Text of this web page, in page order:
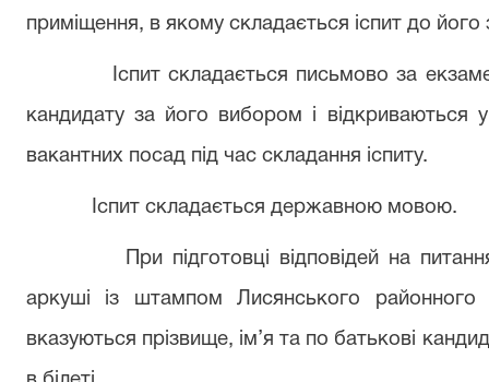
приміщення, в якому складається іспит до його
Іспит складається письмово за
кандидату за його вибором і відкриваються
вакантних посад під час складання іспиту.
Іспит складається державною мовою.
При підготовці відповідей на
аркуші із штампом Лисянського районного
вказуються прізвище, ім’я та по батькові